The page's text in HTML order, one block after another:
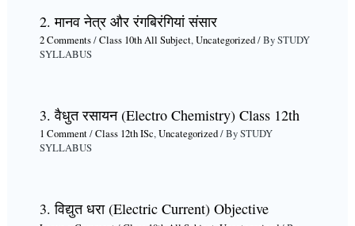
2. मानव नेत्र और रंगबिरंगियां संसार
2 Comments/Class 10th All Subject,Uncategorized/ BySTUDY
SYLLABUS
3. वैधुत रसायन (Electro Chemistry) Class 12th
1 Comment/Class 12th ISc,Uncategorized/ BySTUDY
SYLLABUS
3. विद्युत धरा (Electric Current) Objective